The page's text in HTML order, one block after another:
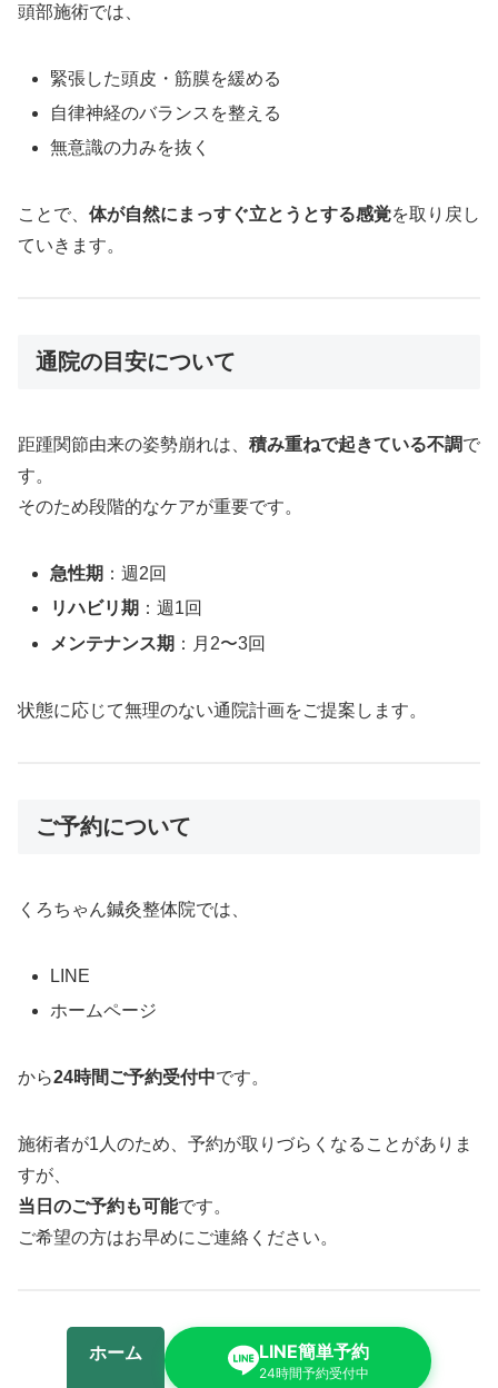
頭部施術では、
緊張した頭皮・筋膜を緩める
自律神経のバランスを整える
無意識の力みを抜く
ことで、 体が自然にまっすぐ立とうとする感覚を取り戻し
ていきます。
通院の目安について
距踵関節由来の姿勢崩れは、 積み重ねで起きている不調で
す。
そのため段階的なケアが重要です。
急性期 ：週2回
リハビリ期 ：週1回
メンテナンス期 ：月2〜3回
状態に応じて無理のない通院計画をご提案します。
ご予約について
くろちゃん鍼灸整体院では、
LINE
ホームページ
から24時間ご予約受付中です。
施術者が1人のため、予約が取りづらくなることがありま
すが、
当日のご予約も可能です。
ご希望の方はお早めにご連絡ください。
ホーム LINE簡単予約
24時間予約受付中